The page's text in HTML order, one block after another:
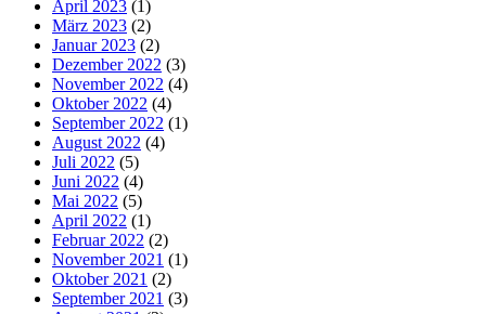
April 2023 (1)
März 2023 (2)
Januar 2023 (2)
Dezember 2022 (3)
November 2022 (4)
Oktober 2022 (4)
September 2022 (1)
August 2022 (4)
Juli 2022 (5)
Juni 2022 (4)
Mai 2022 (5)
April 2022 (1)
Februar 2022 (2)
November 2021 (1)
Oktober 2021 (2)
September 2021 (3)